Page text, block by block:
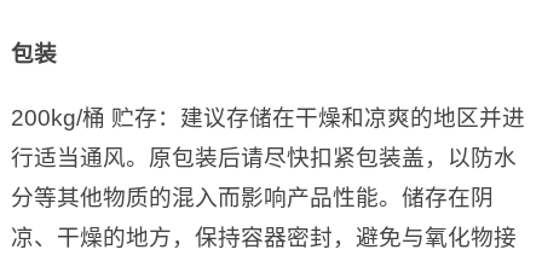
包装
200kg/桶 贮存：建议存储在干燥和凉爽的地区并进
行适当通风。原包装后请尽快扣紧包装盖，以防水
分等其他物质的混入而影响产品性能。储存在阴
凉、干燥的地方，保持容器密封，避免与氧化物接